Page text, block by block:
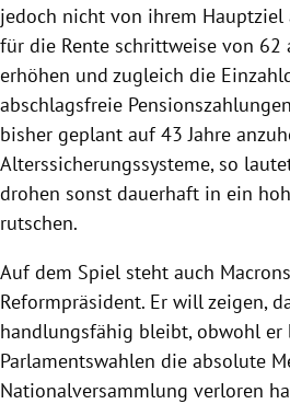
jedoch nicht von ihrem Hauptziel
für die Rente schrittweise von 62
erhöhen und zugleich die
abschlagsfreie
bisher geplant auf 43 Jahre
Alterssicherungssysteme, so
drohen sonst dauerhaft in ein
rutschen.
Auf dem Spiel steht auch
Reformpräsident. Er will zeigen,
handlungsfähig bleibt, obwohl er
Parlamentswahlen die absolute
Nationalversammlung verloren